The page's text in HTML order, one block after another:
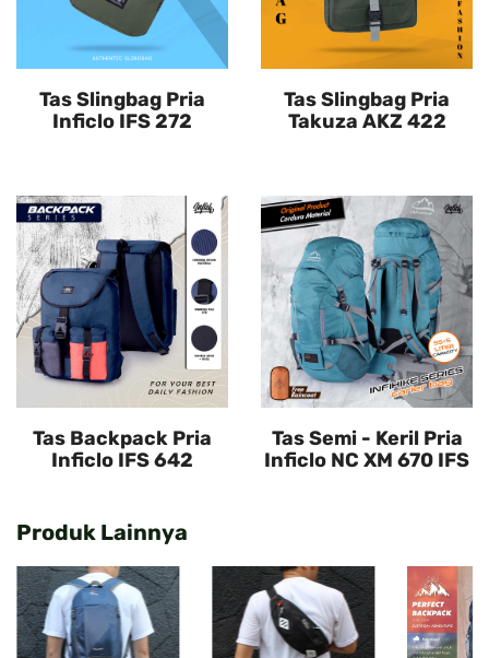
Tas Slingbag Pria
Inficlo IFS 272
Tas Slingbag Pria
Takuza AKZ 422
Tas Backpack Pria
Inficlo IFS 642
Tas Semi - Keril Pria
Inficlo NC XM 670 IFS
Produk Lainnya